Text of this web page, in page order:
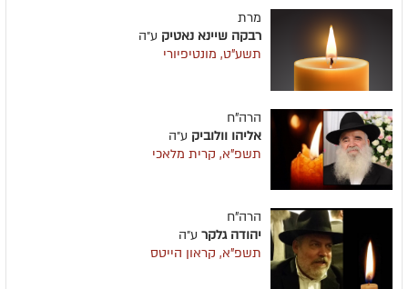
מרת
רבקה שיינא נאטיק ע״ה
תשע"ט, מונטיפיורי
הרה"ח
אליהו וולוביק ע״ה
תשפ"א, קרית מלאכי
הרה"ח
יהודה גלקר ע״ה
תשפ"א, קראון הייטס